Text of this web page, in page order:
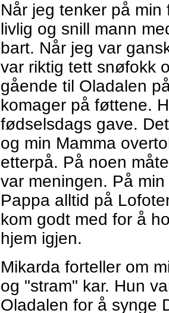
Når jeg tenker på
livlig og snill mann
bart. Når jeg var
var riktig tett snøfokk
gående til Oladalen
komager på føttene.
fødselsdags gave.
og min Mamma
etterpå. På noen
var meningen. På
Pappa alltid på
kom godt med for å
hjem igjen.
Mikarda forteller om
og "stram" kar. Hun
Oladalen for å synge